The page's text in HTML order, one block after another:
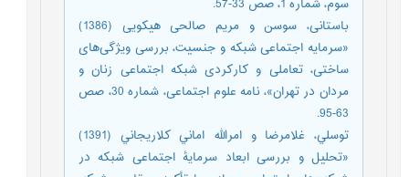
سوم، شماره 1، صص 33-57.
باستانی، سوسن و مریم صالحی هیکویی (1386)
«سرمایه اجتماعی شبکه و جنسیت، بررسی ویژگی‌های
ساختی، تعاملی و کارکردی شبکه اجتماعی زنان و
مردان در تهران»، نامه علوم اجتماعی، شماره 30، صص
63-95.
توسلي، غلامرضا و امرالله اماني كلاريجاني (1391)
«تحلیل و بررسی ابعاد سرمایۀ اجتماعی شبکه در